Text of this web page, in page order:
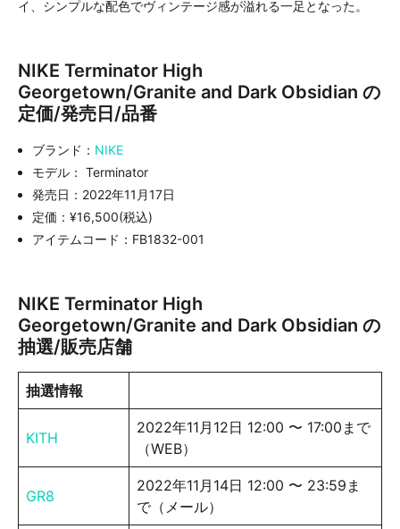
イ、シンプルな配色でヴィンテージ感が溢れる一足となった。
NIKE Terminator High
Georgetown/Granite and Dark Obsidian の
定価/発売日/品番
ブランド： NIKE
モデル： Terminator
発売日：2022年11月17日
定価：¥16,500(税込)
アイテムコード：FB1832-001
NIKE Terminator High
Georgetown/Granite and Dark Obsidian の
抽選/販売店舗
抽選情報
KITH
2022年11月12日 12:00 〜 17:00まで
（WEB）
GR8
2022年11月14日 12:00 〜 23:59ま
で（メール）